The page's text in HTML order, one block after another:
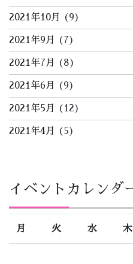
2021年10月 (9)
2021年9月 (7)
2021年7月 (8)
2021年6月 (9)
2021年5月 (12)
2021年4月 (5)
イベントカレンダ
月 火 水 木